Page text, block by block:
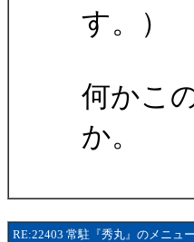
す。）
何かこ
か。
RE:22403 常駐『秀丸』のメニュー